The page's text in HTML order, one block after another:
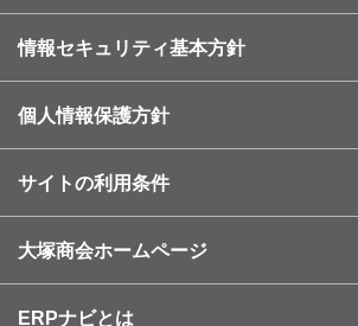
情報セキュリティ基本方針
個人情報保護方針
サイトの利用条件
大塚商会ホームページ
ERPナビとは